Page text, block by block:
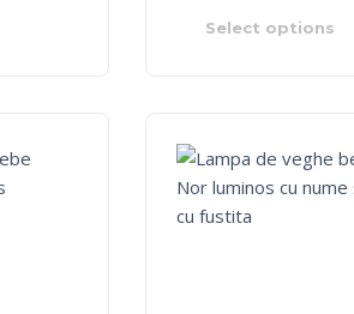
Select options